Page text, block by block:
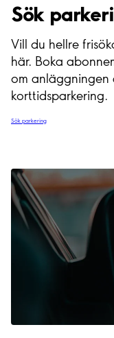
Sök
Vill du hellre
här. Boka
om
korttidsparkering.
Sök parkering